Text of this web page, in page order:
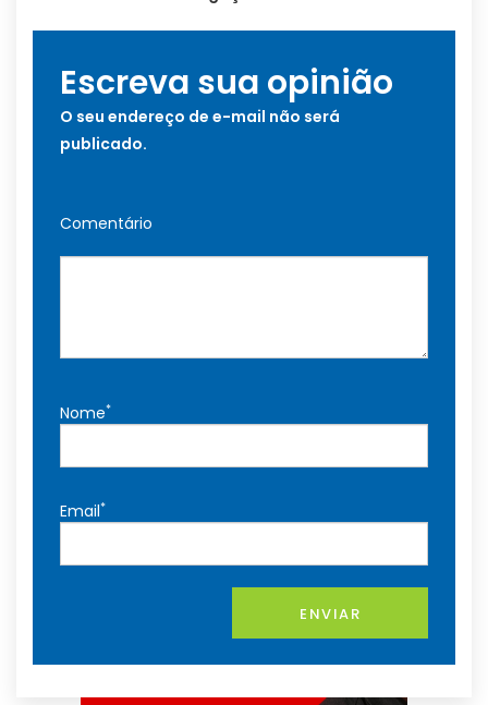
Escreva sua opinião
O seu endereço de e-mail não será
publicado.
Comentário
Nome*
Email*
ENVIAR